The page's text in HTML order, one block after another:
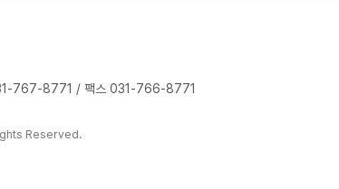
767-8771 / 팩스 031-766-8771
Reserved.